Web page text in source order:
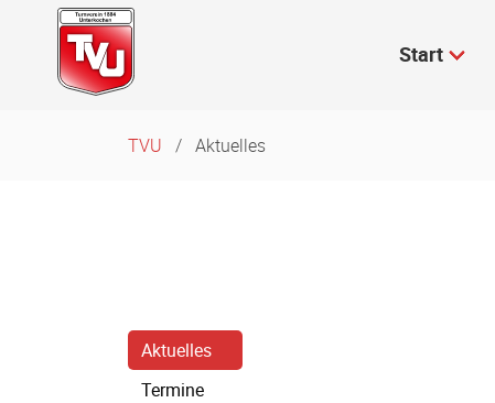
Navigation
überspringen
Start
TVU Aktuelles
Navigation
überspringen
Aktuelles
Termine